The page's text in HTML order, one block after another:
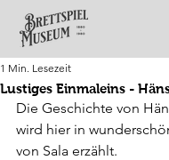
Lustiges Einmaleins -
1 Min. Lesezeit
Die Geschichte von
wird hier in
von Sala erzählt.